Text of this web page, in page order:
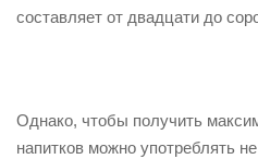
составляет от двадцати до
Однако, чтобы получить
напитков можно употреблять